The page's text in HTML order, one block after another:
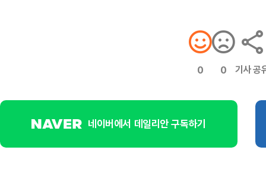
0 0 기사 공
네이버에서 데일리안 구독하기